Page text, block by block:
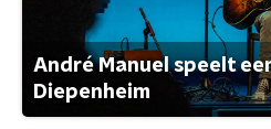
André Manuel speelt
Diepenheim